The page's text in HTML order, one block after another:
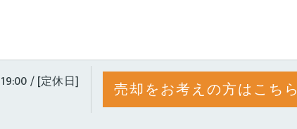
/ [定休日]
売却をお考えの方はこちら